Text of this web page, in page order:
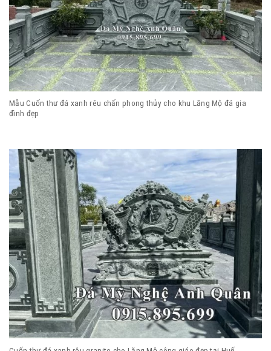
Mẫu Cuốn thư đá xanh rêu chấn phong thủy cho khu Lăng Mộ đá gia
đình đẹp